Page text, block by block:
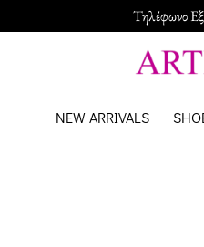
Τηλέφωνο
NEW ARRIVALS